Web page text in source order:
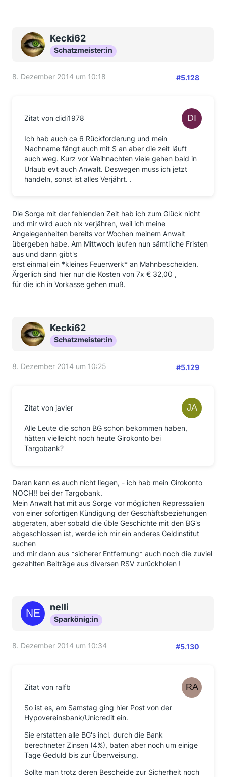
Kecki62
Schatzmeister:in
8. Dezember 2014 um 10:18 #5.128
Zitat von didi1978
Ich hab auch ca 6 Rückforderung und mein
Nachname fängt auch mit S an aber die zeit läuft
auch weg. Kurz vor Weihnachten viele gehen bald in
Urlaub evt auch Anwalt. Deswegen muss ich jetzt
handeln, sonst ist alles Verjährt. .
Die Sorge mit der fehlenden Zeit hab ich zum Glück nicht
und mir wird auch nix verjähren, weil ich meine
Angelegenheiten bereits vor Wochen meinem Anwalt
übergeben habe. Am Mittwoch laufen nun sämtliche Fristen
aus und dann gibt's
erst einmal ein *kleines Feuerwerk* an Mahnbescheiden.
Ärgerlich sind hier nur die Kosten von 7x € 32,00 ,
für die ich in Vorkasse gehen muß.
Kecki62
Schatzmeister:in
8. Dezember 2014 um 10:25 #5.129
Zitat von javier
Alle Leute die schon BG schon bekommen haben,
hätten vielleicht noch heute Girokonto bei
Targobank?
Daran kann es auch nicht liegen, - ich hab mein Girokonto
NOCH!! bei der Targobank.
Mein Anwalt hat mit aus Sorge vor möglichen Repressalien
von einer sofortigen Kündigung der Geschäftsbeziehungen
abgeraten, aber sobald die üble Geschichte mit den BG's
abgeschlossen ist, werde ich mir ein anderes Geldinstitut
suchen
und mir dann aus *sicherer Entfernung* auch noch die zuviel
gezahlten Beiträge aus diversen RSV zurückholen !
nelli
Sparkönig:in
8. Dezember 2014 um 10:34 #5.130
Zitat von ralfb
So ist es, am Samstag ging hier Post von der
Hypovereinsbank/Unicredit ein.
Sie erstatten alle BG's incl. durch die Bank
berechneter Zinsen (4%), baten aber noch um einige
Tage Geduld bis zur Überweisung.
Sollte man trotz deren Bescheide zur Sicherheit noch